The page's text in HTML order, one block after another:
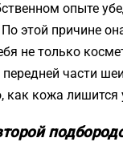
опыте
этой причине
не только
части
как кожа лишится